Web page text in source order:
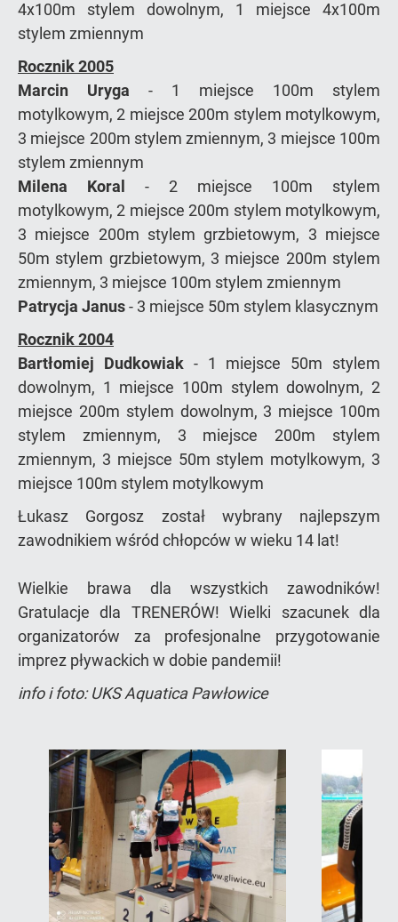
4x100m stylem dowolnym, 1 miejsce 4x100m
stylem zmiennym
Rocznik 2005
Marcin Uryga - 1 miejsce 100m stylem
motylkowym, 2 miejsce 200m stylem motylkowym,
3 miejsce 200m stylem zmiennym, 3 miejsce 100m
stylem zmiennym
Milena Koral
- 2 miejsce 100m stylem
motylkowym, 2 miejsce 200m stylem motylkowym,
3 miejsce 200m stylem grzbietowym, 3 miejsce
50m stylem grzbietowym, 3 miejsce 200m stylem
zmiennym, 3 miejsce 100m stylem zmiennym
Patrycja Janus- 3 miejsce 50m stylem klasycznym
Rocznik 2004
Bartłomiej Dudkowiak- 1 miejsce 50m stylem
dowolnym, 1 miejsce 100m stylem dowolnym, 2
miejsce 200m stylem dowolnym, 3 miejsce 100m
stylem zmiennym, 3 miejsce 200m stylem
zmiennym, 3 miejsce 50m stylem motylkowym, 3
miejsce 100m stylem motylkowym
Łukasz Gorgosz został wybrany najlepszym
zawodnikiem wśród chłopców w wieku 14 lat!
Wielkie brawa dla wszystkich zawodników!
Gratulacje dla TRENERÓW! Wielki szacunek dla
organizatorów za profesjonalne przygotowanie
imprez pływackich w dobie pandemii!
info i foto: UKS Aquatica Pawłowice